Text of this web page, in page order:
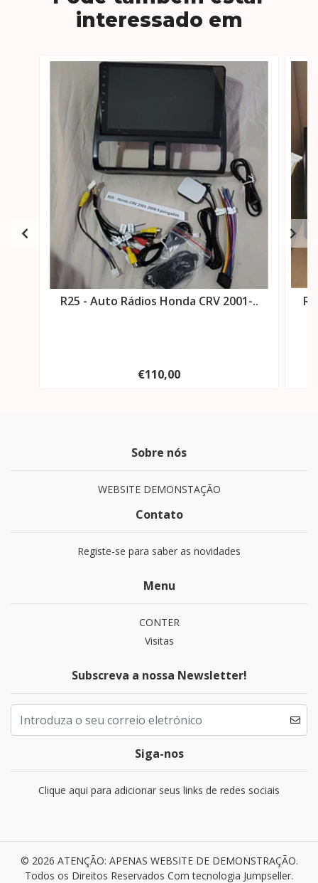
interessado em
R25 - Auto Rádios Honda CRV 2001-..
€110,00
Sobre nós
WEBSITE DEMONSTAÇÃO
Contato
Registe-se para saber as novidades
Menu
CONTER
Visitas
Subscreva a nossa Newsletter!
Siga-nos
Clique aqui para adicionar seus links de redes sociais
© 2026 ATENÇÃO: APENAS WEBSITE DE DEMONSTRAÇÃO.
Todos os Direitos Reservados Com tecnologia Jumpseller.